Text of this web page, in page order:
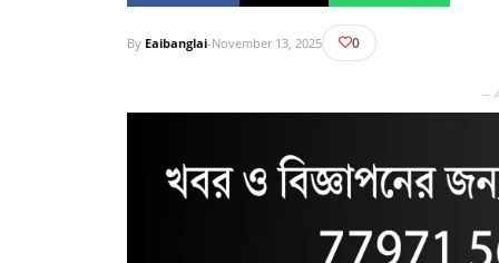
By Eaibanglai-November 13, 2025 0
—